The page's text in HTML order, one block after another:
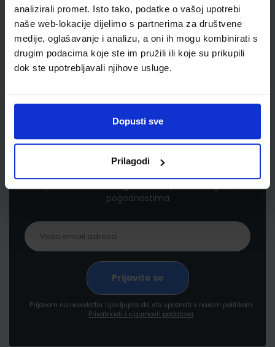
analizirali promet. Isto tako, podatke o vašoj upotrebi
naše web-lokacije dijelimo s partnerima za društvene
medije, oglašavanje i analizu, a oni ih mogu kombinirati s
drugim podacima koje ste im pružili ili koje su prikupili
dok ste upotrebljavali njihove usluge.
Dopusti sve
Prilagodi
Newsletter prijava
proizvodima i uslugama, akcijama i drugim
pogodnostima
Prijavom na newsletter izjavljujete da ste upoznati s našom politikom
Privatnosti i sigurnosti podataka